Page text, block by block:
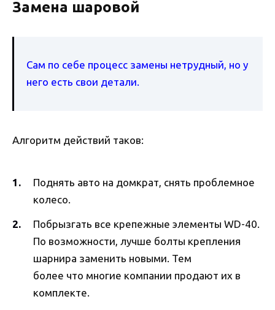
Замена шаровой
Сам по себе процесс замены нетрудный, но у
него есть свои детали.
Алгоритм действий таков:
Поднять авто на домкрат, снять проблемное
колесо.
Побрызгать все крепежные элементы WD-40.
По возможности, лучше болты крепления
шарнира заменить новыми. Тем
более что многие компании продают их в
комплекте.